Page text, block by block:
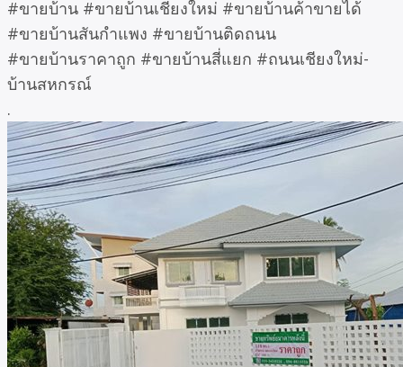
#ขายบ้าน #ขายบ้านเชียงใหม่ #ขายบ้านค้าขายได้
#ขายบ้านสันกำแพง #ขายบ้านติดถนน
#ขายบ้านราคาถูก #ขายบ้านสี่แยก #ถนนเชียงใหม่-
บ้านสหกรณ์
.